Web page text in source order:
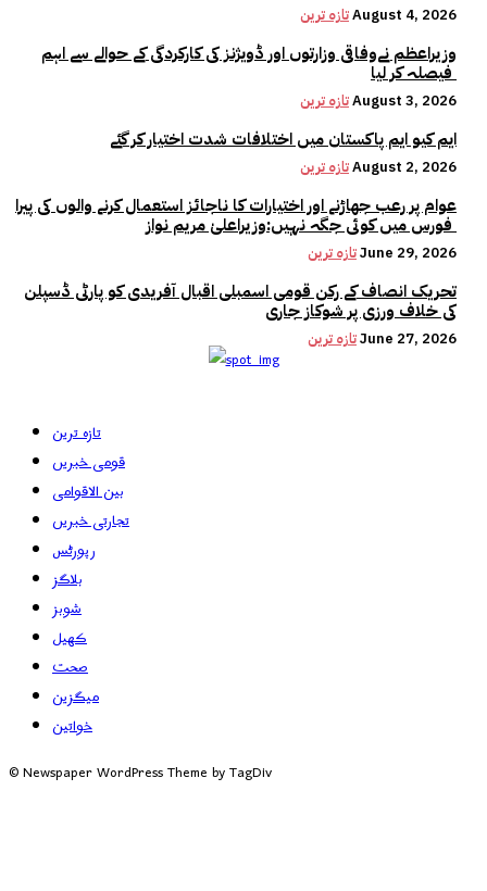
تازہ ترینAugust 4, 2026
وزیراعظم نےوفاقی وزارتوں اور ڈویژنز کی کارکردگی کے حوالے سے اہم
تازہ ترینAugust 3, 2026
ایم کیو ایم پاکستان میں اختلافات شدت اختیار کر گئے
تازہ ترینAugust 2, 2026
عوام پر رعب جھاڑنے اور اختیارات کا ناجائز استعمال کرنے والوں کی پیرا
تازہ ترینJune 29, 2026
تحریک انصاف کے رکن قومی اسمبلی اقبال آفریدی کو پارٹی ڈسپلن
کی خلاف ورزی پر شوکاز جاری
تازہ ترینJune 27, 2026
تازہ ترین
قومی خبریں
بین الاقوامی
تجارتی خبریں
رپورٹس
بلاگز
شوبز
کھیل
صحت
میگزین
خواتین
© Newspaper WordPress Theme by TagDiv